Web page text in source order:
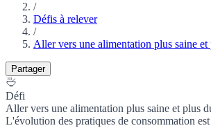
/
Défis à relever
/
Aller vers une alimentation plus saine et
Partager
Défi
Aller vers une alimentation plus saine et plus
L'évolution des pratiques de consommation